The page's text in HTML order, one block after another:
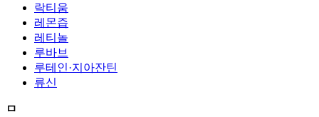
락티움
레몬즙
레티놀
루바브
루테인·지아잔틴
류신
ㅁ